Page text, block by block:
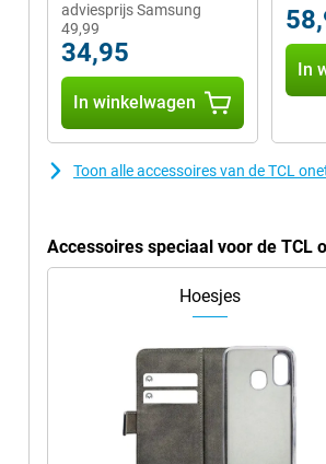
49,99
adviesprijs Samsung
34,95
In winkelwagen
In
Toon alle accessoires van de TCL
Accessoires speciaal voor de TCL
Hoesjes